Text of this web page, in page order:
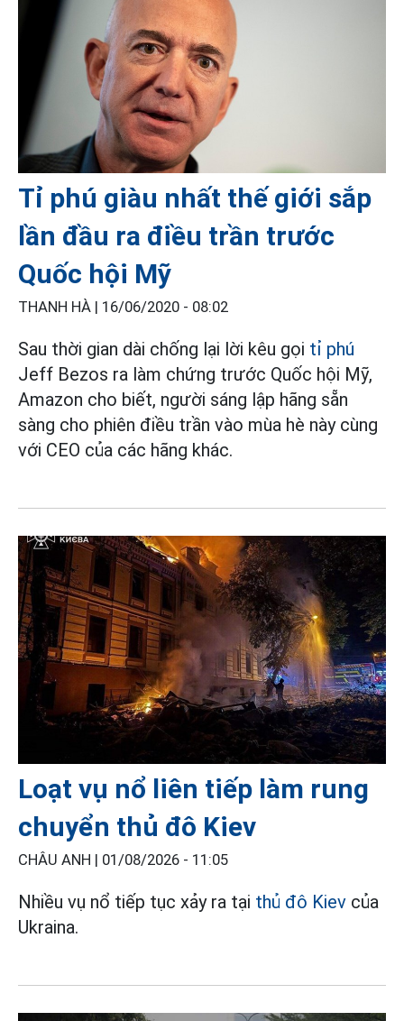
Tỉ phú giàu nhất thế giới sắp
lần đầu ra điều trần trước
Quốc hội Mỹ
THANH HÀ | 16/06/2020 - 08:02
Sau thời gian dài chống lại lời kêu gọi tỉ phú
Jeff Bezos ra làm chứng trước Quốc hội Mỹ,
Amazon cho biết, người sáng lập hãng sẵn
sàng cho phiên điều trần vào mùa hè này cùng
với CEO của các hãng khác.
Loạt vụ nổ liên tiếp làm rung
chuyển thủ đô Kiev
CHÂU ANH | 01/08/2026 - 11:05
Nhiều vụ nổ tiếp tục xảy ra tại thủ đô Kiev của
Ukraina.